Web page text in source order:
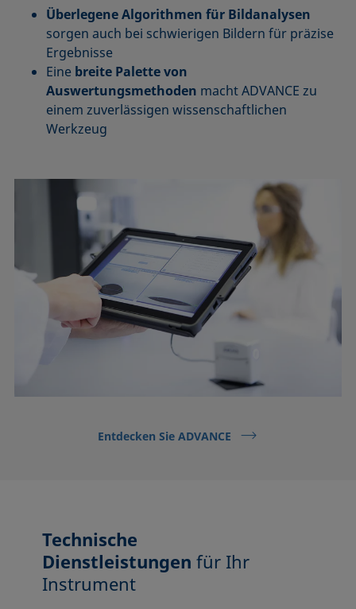
Überlegene Algorithmen für Bildanalysen
sorgen auch bei schwierigen Bildern für präzise
Ergebnisse
Eine breite Palette von
Auswertungsmethoden macht ADVANCE zu
einem zuverlässigen wissenschaftlichen
Werkzeug
Entdecken Sie ADVANCE
Technische
Dienstleistungen für Ihr
Instrument